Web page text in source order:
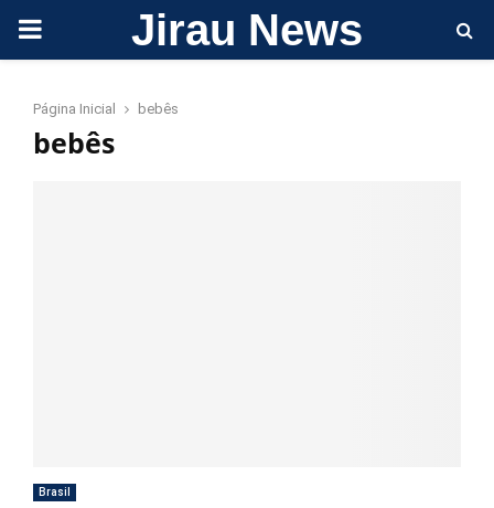
PRIMARY Jirau News
Página Inicial bebês
bebês
Brasil